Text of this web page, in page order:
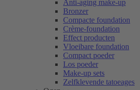
Anti-aging make-up
Bronzer
Compacte foundation
Crème-foundation
Effect producten
Vloeibare foundation
Compact poeder
Los poeder
Make-up sets
Zelfklevende tatoeages